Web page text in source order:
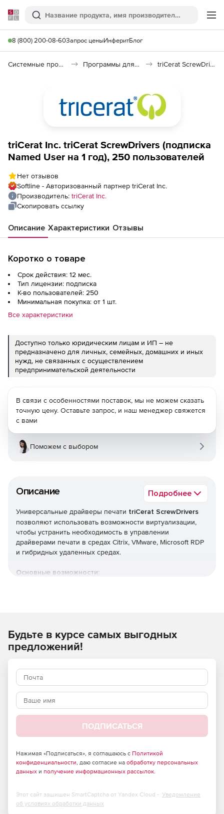
Softline
Поиск
8 (800) 200-08-60Запрос ценыИнферитБлог
Системные программы Программы для настройки системы triCerat ScrewDrivers
triCerat Inc. triCerat ScrewDrivers (подписка
Named User на 1 год), 250 пользователей
Нет отзывов
Softline - Авторизованный партнер triCerat Inc.
Производитель: triCerat Inc.
Скопировать ссылку
Описание Характеристики Отзывы
Коротко о товаре
Срок действия: 12 мес.
Тип лицензии: подписка
К-во пользователей: 250
Минимальная покупка: от 1 шт.
Все характеристики
Доступно только юридическим лицам и ИП – не
предназначено для личных, семейных, домашних и иных
нужд, не связанных с осуществлением
предпринимательской деятельности
Описание Подробнее
Универсальные драйверы печати triCerat ScrewDrivers
позволяют использовать возможности виртуализации,
чтобы устранить необходимость в управлении
драйверами печати в средах Citrix, VMware, Microsoft RDP
и гибридных удаленных средах.
Основные возможности:
Оптимизация скорость печати с помощью
расширенного сжатия и потоковой передачи.
помощью безупречной печати.
производителя. PIN / безопасный, сшивание,
В связи с особенностями поставок, мы не можем сказать
точную цену. Оставьте запрос, и наш менеджер свяжется
с вами
Поможем с выбором
Будьте в курсе самых выгодных
предложений!
ПОДПИСАТЬСЯ
Нажимая «Подписаться», я соглашаюсь с Политикой
конфиденциальности, даю согласие на обработку персональных
данных и получение информационных рассылок.
Этот сайт защищен SmartCaptcha от Yandex Cloud - Уведомление
об условиях обработки данных